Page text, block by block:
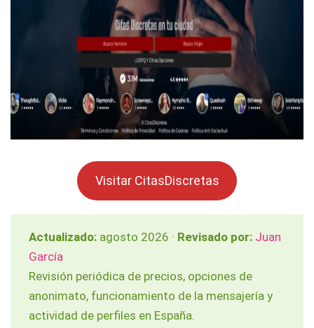
Visitar CitasDiscretas
Actualizado: agosto 2026 · Revisado por: Juan
García
Revisión periódica de precios, opciones de
anonimato, funcionamiento de la mensajería y
actividad de perfiles en España.